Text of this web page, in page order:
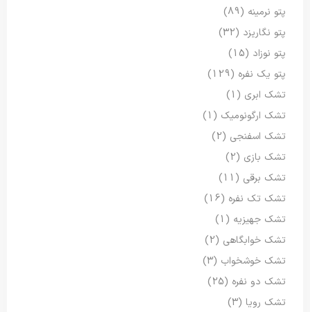
پتو نرمینه (89)
پتو نگاریزد (32)
پتو نوزاد (15)
پتو یک نفره (129)
تشک ابری (1)
تشک ارگونومیک (1)
تشک اسفنجی (2)
تشک بازی (2)
تشک برقی (11)
تشک تک نفره (16)
تشک جهیزیه (1)
تشک خوابگاهی (2)
تشک خوشخواب (3)
تشک دو نفره (25)
تشک رویا (3)